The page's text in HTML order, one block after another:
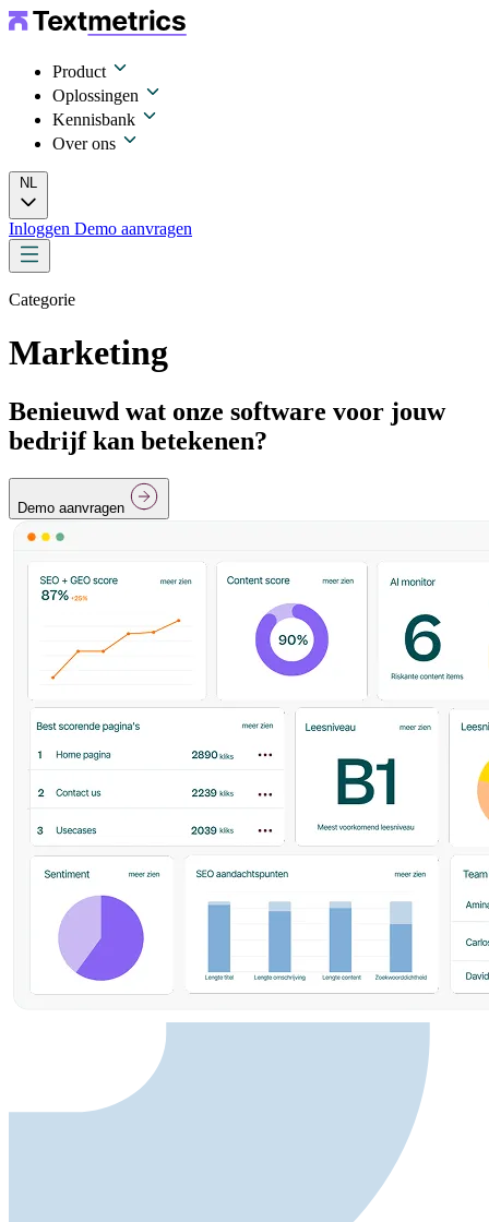
Product
Oplossingen
Kennisbank
Over ons
NL
Inloggen Demo aanvragen
Categorie
Marketing
Benieuwd wat onze software voor jouw
bedrijf kan betekenen?
Demo aanvragen